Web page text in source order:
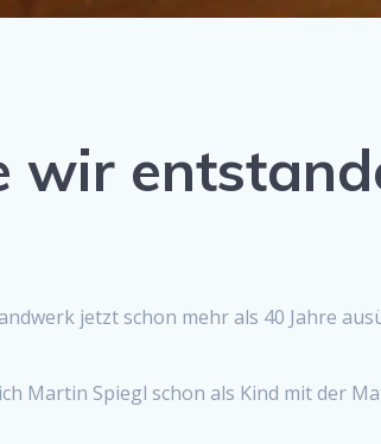
wir
jetzt schon mehr als 40 Jahre
Martin Spiegl schon als Kind mit der